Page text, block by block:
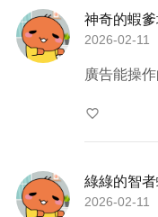
神奇的蝦爹
2026-02-11
廣告能操
favorite_border
綠綠的智者
2026-02-11